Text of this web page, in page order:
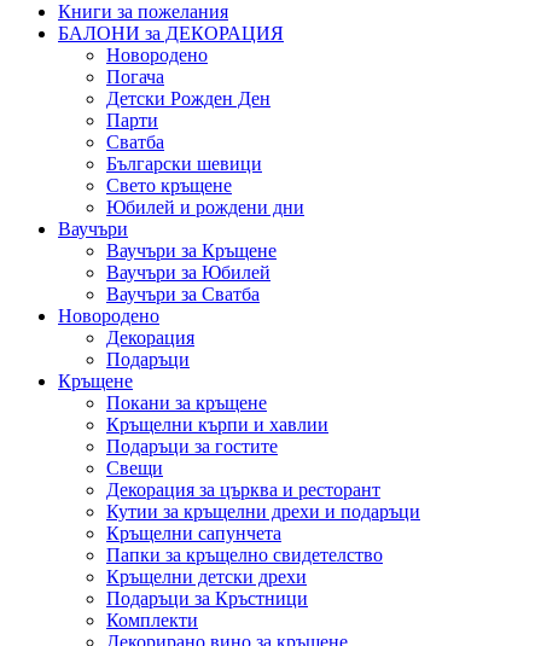
Книги за пожелания
БАЛОНИ за ДЕКОРАЦИЯ
Новородено
Погача
Детски Рожден Ден
Парти
Сватба
Български шевици
Свето кръщене
Юбилей и рождени дни
Ваучъри
Ваучъри за Кръщене
Ваучъри за Юбилей
Ваучъри за Сватба
Новородено
Декорация
Подаръци
Кръщене
Покани за кръщене
Кръщелни кърпи и хавлии
Подаръци за гостите
Свещи
Декорация за църква и ресторант
Кутии за кръщелни дрехи и подаръци
Кръщелни сапунчета
Папки за кръщелно свидетелство
Кръщелни детски дрехи
Подаръци за Кръстници
Комплекти